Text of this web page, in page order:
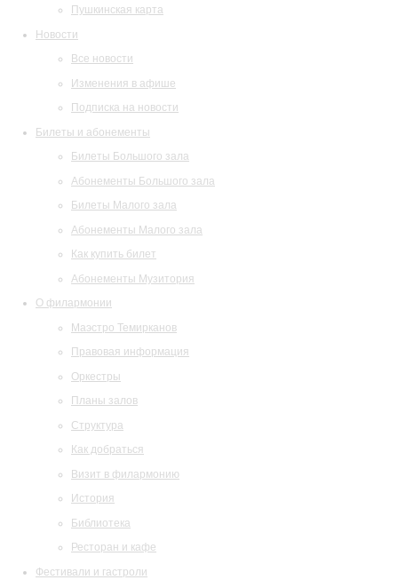
Пушкинская карта
Новости
Все новости
Изменения в афише
Подписка на новости
Билеты и абонементы
Билеты Большого зала
Абонементы Большого зала
Билеты Малого зала
Абонементы Малого зала
Как купить билет
Абонементы Музитория
О филармонии
Маэстро Темирканов
Правовая информация
Оркестры
Планы залов
Структура
Как добраться
Визит в филармонию
История
Библиотека
Ресторан и кафе
Фестивали и гастроли